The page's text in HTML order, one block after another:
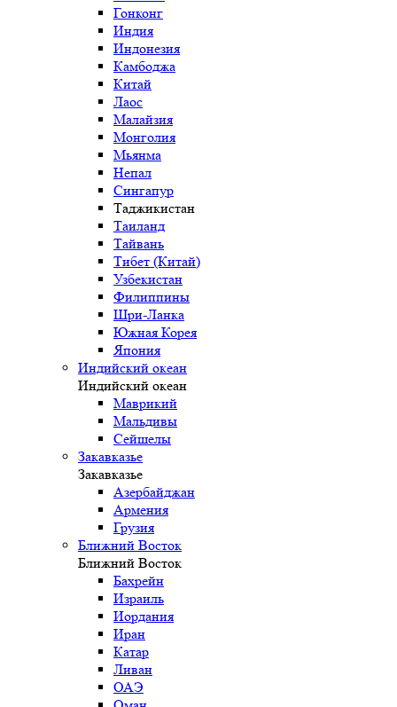
Гонконг
Индия
Индонезия
Камбоджа
Китай
Лаос
Малайзия
Монголия
Мьянма
Непал
Сингапур
Таджикистан
Таиланд
Тайвань
Тибет (Китай)
Узбекистан
Филиппины
Шри-Ланка
Южная Корея
Япония
Индийский океан
Индийский океан
Маврикий
Мальдивы
Сейшелы
Закавказье
Закавказье
Азербайджан
Армения
Грузия
Ближний Восток
Ближний Восток
Бахрейн
Израиль
Иордания
Иран
Катар
Ливан
ОАЭ